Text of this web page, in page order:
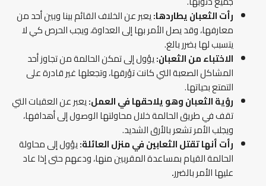
رأت الثعبان يطاردها:يعبر عن الخلاف القائم بينا وبين أحد من
معارفها، وقد يصل الأمر بها إلى العداوة، ويجب الحرص كي لا
يتسبب لها بضرر بالغ.
الاختباء من الثعبان:يؤول إلى تمكن الحالمة من تجاوز أحد
المشاكل الصعبة التي كانت تؤرقها، وتجعلها غير قادرة على
التمتع بحياتها.
رؤية الثعبان وهو يلاحقها في العمل:يعبر عن العقبات التي
تقف في طريق الحالمة خلال محاولتها الوصول إلى أهدافها،
ويجلب الأمر تشعر بالأرق الشديد.
رأت أنها تقتل الثعابين في منزل العائلة:يؤول إلى محاولة
الحالمة القيام بمساعدة المقربين منها، ودعهم حتى إذا عاد
عليها الأمر بالضرر.